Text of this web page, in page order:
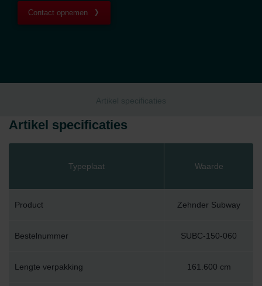
Contact opnemen
Artikel specificaties
Artikel specificaties
Typeplaat Waarde
Product Zehnder Subway
Bestelnummer SUBC-150-060
Lengte verpakking 161.600 cm